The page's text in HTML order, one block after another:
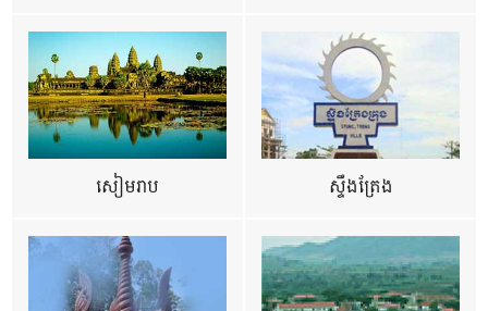
សៀមរាប ស្ទឹងត្រែង